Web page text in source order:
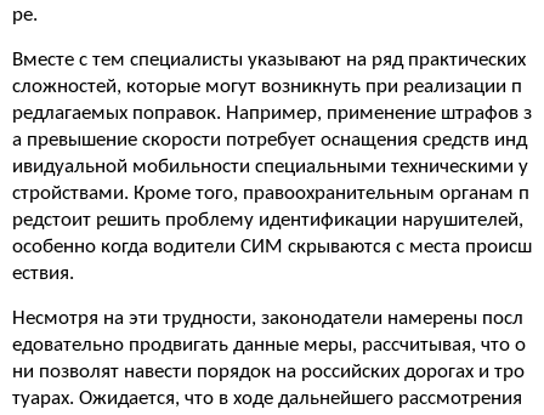
ре.
Вместе с тем специалисты указывают на ряд практических
сложностей, которые могут возникнуть при реализации п
редлагаемых поправок. Например, применение штрафов з
а превышение скорости потребует оснащения средств инд
ивидуальной мобильности специальными техническими у
стройствами. Кроме того, правоохранительным органам п
редстоит решить проблему идентификации нарушителей,
особенно когда водители СИМ скрываются с места происш
ествия.
Несмотря на эти трудности, законодатели намерены посл
едовательно продвигать данные меры, рассчитывая, что о
ни позволят навести порядок на российских дорогах и тро
туарах. Ожидается, что в ходе дальнейшего рассмотрения